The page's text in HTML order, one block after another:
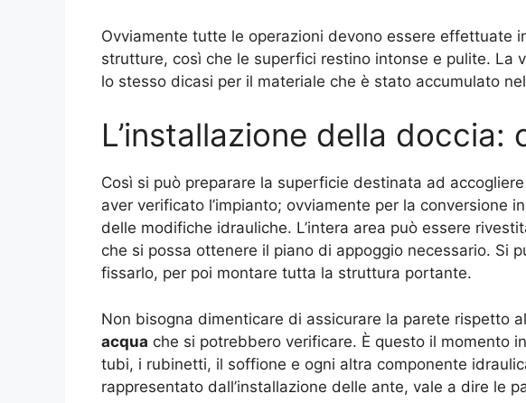
Ovviamente tutte le operazioni devono essere effettuate
strutture, così che le superfici restino intonse e pulite. La
lo stesso dicasi per il materiale che è stato accumulato
L’installazione della doccia:
Così si può preparare la superficie destinata ad
aver verificato l’impianto; ovviamente per la conversione
delle modifiche idrauliche. L’intera area può essere
che si possa ottenere il piano di appoggio necessario. Si
fissarlo, per poi montare tutta la struttura portante.
Non bisogna dimenticare di assicurare la parete rispetto
acqua che si potrebbero verificare. È questo il momento
tubi, i rubinetti, il soffione e ogni altra componente
rappresentato dall’installazione delle ante, vale a dire le